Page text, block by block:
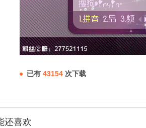
已有 43154 次下载
还喜欢